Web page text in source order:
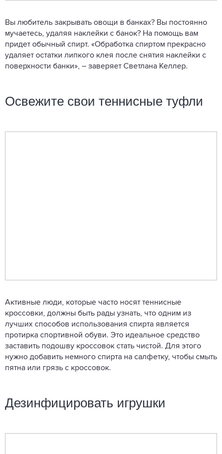
Вы любитель закрывать овощи в банках? Вы постоянно
мучаетесь, удаляя наклейки с банок? На помощь вам
придет обычный спирт. «Обработка спиртом прекрасно
удаляет остатки липкого клея после снятия наклейки с
поверхности банки», – заверяет Светлана Келлер.
Освежите свои теннисные туфли
Активные люди, которые часто носят теннисные
кроссовки, должны быть рады узнать, что одним из
лучших способов использования спирта является
протирка спортивной обуви. Это идеальное средство
заставить подошву кроссовок стать чистой. Для этого
нужно добавить немного спирта на салфетку, чтобы смыть
пятна или грязь с кроссовок.
Дезинфицировать игрушки